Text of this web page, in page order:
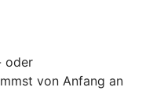
oder
von Anfang an